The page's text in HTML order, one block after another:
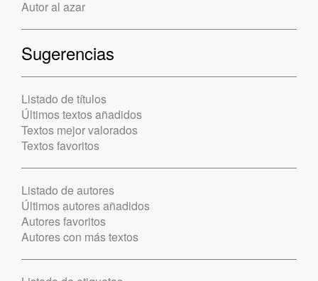
Autor al azar
Sugerencias
Listado de títulos
Últimos textos añadidos
Textos mejor valorados
Textos favoritos
Listado de autores
Últimos autores añadidos
Autores favoritos
Autores con más textos